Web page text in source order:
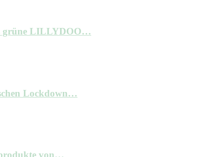
grüne LILLYDOO…
Lockdown…
von…